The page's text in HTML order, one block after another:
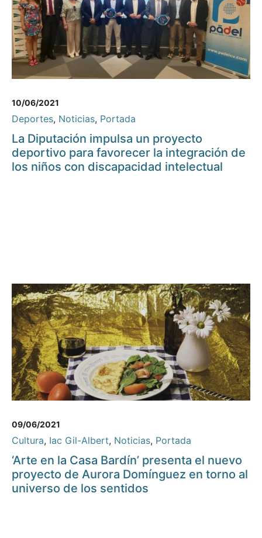
10/06/2021
Deportes, Noticias, Portada
La Diputación impulsa un proyecto
deportivo para favorecer la integración de
los niños con discapacidad intelectual
09/06/2021
Cultura, Iac Gil-Albert, Noticias, Portada
‘Arte en la Casa Bardín’ presenta el nuevo
proyecto de Aurora Domínguez en torno al
universo de los sentidos